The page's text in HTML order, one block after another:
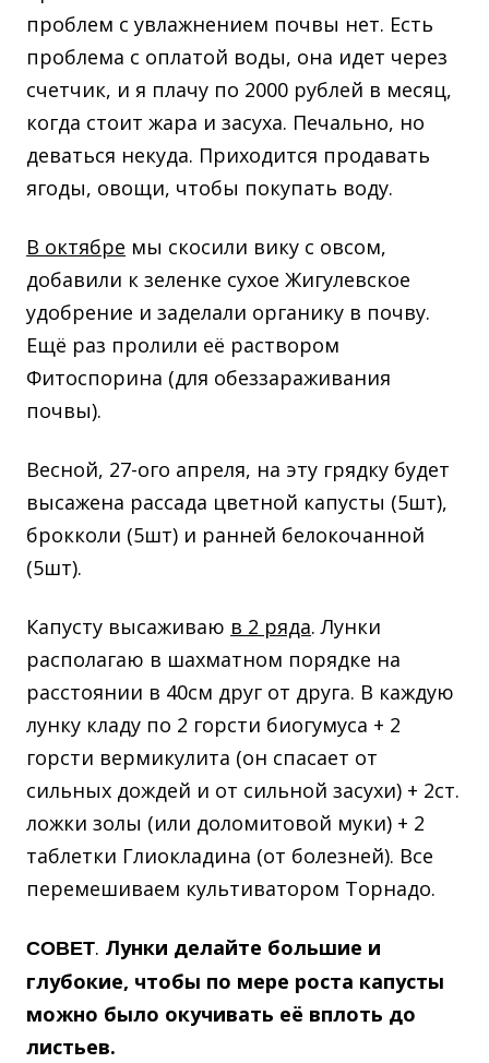
проблем с увлажнением почвы нет. Есть
проблема с оплатой воды, она идет через
счетчик, и я плачу по 2000 рублей в месяц,
когда стоит жара и засуха. Печально, но
деваться некуда. Приходится продавать
ягоды, овощи, чтобы покупать воду.
В октябре мы скосили вику с овсом,
добавили к зеленке сухое Жигулевское
удобрение и заделали органику в почву.
Ещё раз пролили её раствором
Фитоспорина (для обеззараживания
почвы).
Весной, 27-ого апреля, на эту грядку будет
высажена рассада цветной капусты (5шт),
брокколи (5шт) и ранней белокочанной
(5шт).
Капусту высаживаю в 2 ряда. Лунки
располагаю в шахматном порядке на
расстоянии в 40см друг от друга. В каждую
лунку кладу по 2 горсти биогумуса + 2
горсти вермикулита (он спасает от
сильных дождей и от сильной засухи) + 2ст.
ложки золы (или доломитовой муки) + 2
таблетки Глиокладина (от болезней). Все
перемешиваем культиватором Торнадо.
СОВЕТ. Лунки делайте большие и
глубокие, чтобы по мере роста капусты
можно было окучивать её вплоть до
листьев.